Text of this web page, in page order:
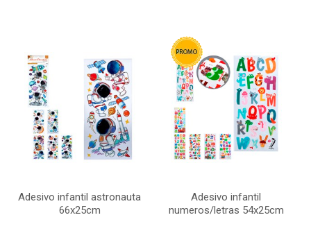
Adesivo infantil astronauta
66x25cm
Adesivo infantil
numeros/letras 54x25cm